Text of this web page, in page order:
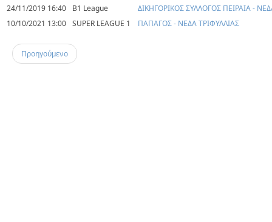
24/11/2019 16:40
B1 League
ΔΙΚΗΓΟΡΙΚΟΣ ΣΥΛΛΟΓΟΣ ΠΕΙΡΑΙΑ -
10/10/2021 13:00 SUPER LEAGUE 1 ΠΑΠΑΓΟΣ - ΝΕΔΑ ΤΡΙΦΥΛΛΙΑΣ
Προηγούμενο